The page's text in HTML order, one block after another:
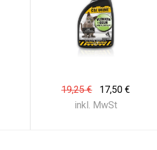
19,25 €
17,50 €
inkl. MwSt